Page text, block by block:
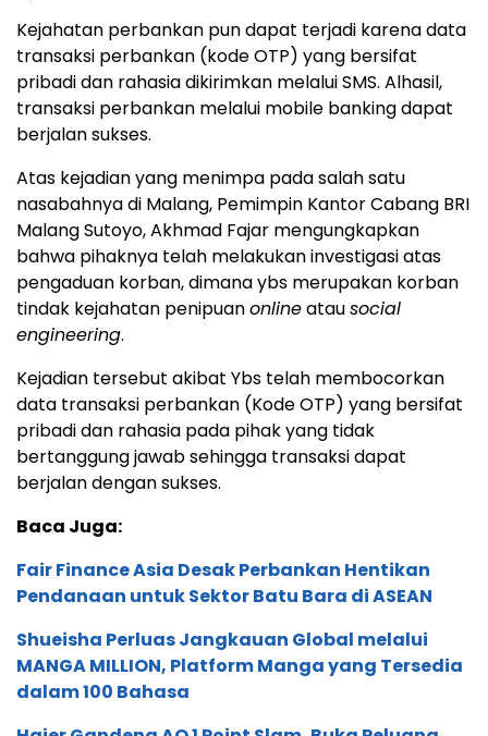
Kejahatan perbankan pun dapat terjadi karena data
transaksi perbankan (kode OTP) yang bersifat
pribadi dan rahasia dikirimkan melalui SMS. Alhasil,
transaksi perbankan melalui mobile banking dapat
berjalan sukses.
Atas kejadian yang menimpa pada salah satu
nasabahnya di Malang, Pemimpin Kantor Cabang BRI
Malang Sutoyo, Akhmad Fajar mengungkapkan
bahwa pihaknya telah melakukan investigasi atas
pengaduan korban, dimana ybs merupakan korban
tindak kejahatan penipuanonlineatausocial
engineering.
Kejadian tersebut akibat Ybs telah membocorkan
data transaksi perbankan (Kode OTP) yang bersifat
pribadi dan rahasia pada pihak yang tidak
bertanggung jawab sehingga transaksi dapat
berjalan dengan sukses.
Baca Juga:
Fair Finance Asia Desak Perbankan Hentikan
Pendanaan untuk Sektor Batu Bara di ASEAN
Shueisha Perluas Jangkauan Global melalui
MANGA MILLION, Platform Manga yang Tersedia
dalam 100 Bahasa